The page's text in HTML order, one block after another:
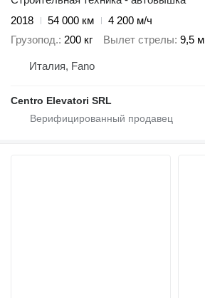
2018
54 000 км
4 200 м/ч
Грузопод. 200 кг Вылет стрелы 9,5 м
Италия, Fano
Centro Elevatori SRL